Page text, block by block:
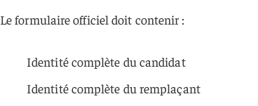
Le formulaire officiel doit contenir :
Identité complète du candidat
Identité complète du remplaçant